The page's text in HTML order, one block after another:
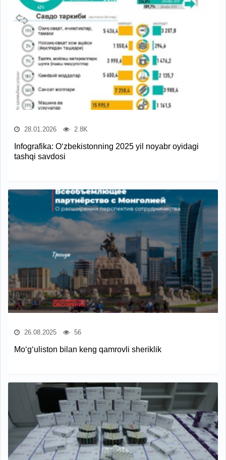
28.01.2026 2.8K
Infografika: O‘zbekistonning 2025 yil noyabr oyidagi
tashqi savdosi
26.08.2025 56
Mo‘g‘uliston bilan keng qamrovli sheriklik